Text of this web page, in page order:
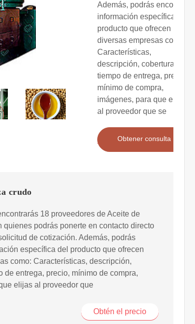
Además, podrás encontrar
información específica del
producto que ofrecen
diversas empresas como:
Características,
descripción, cobertura,
tiempo de entrega, precio,
mínimo de compra,
imágenes, para que elijas
al proveedor que se
Obtener consulta
crudo
18 proveedores de Aceite de
quienes podrás ponerte en contacto directo
de cotización. Además, podrás
específica del producto que ofrecen
como: Características, descripción,
de entrega, precio, mínimo de compra,
elijas al proveedor que
Obtén el precio